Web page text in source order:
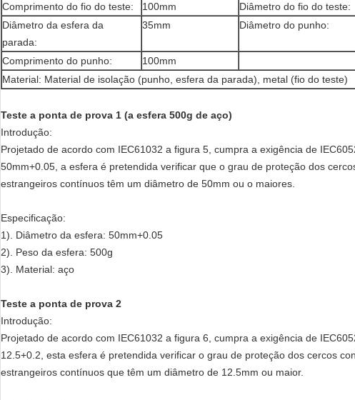
Comprimento do fio do teste:
100mm Diâmetro do fio do teste:
Diâmetro da esfera da
parada:
35mm Diâmetro do punho:
Comprimento do punho:
100mm
Material: Material de isolação (punho, esfera da parada), metal (fio do teste)
Teste a ponta de prova 1 (a esfera 500g de aço)
Introdução:
Projetado de acordo com IEC61032 a figura 5, cumpra a exigência de
50mm+0.05, a esfera é pretendida verificar que o grau de proteção dos
estrangeiros contínuos têm um diâmetro de 50mm ou o maiores.
Especificação:
1). Diâmetro da esfera: 50mm+0.05
2). Peso da esfera: 500g
3). Material: aço
Teste a ponta de prova 2
Introdução:
Projetado de acordo com IEC61032 a figura 6, cumpra a exigência de
12.5+0.2, esta esfera é pretendida verificar o grau de proteção dos cercos
estrangeiros contínuos que têm um diâmetro de 12.5mm ou maior.